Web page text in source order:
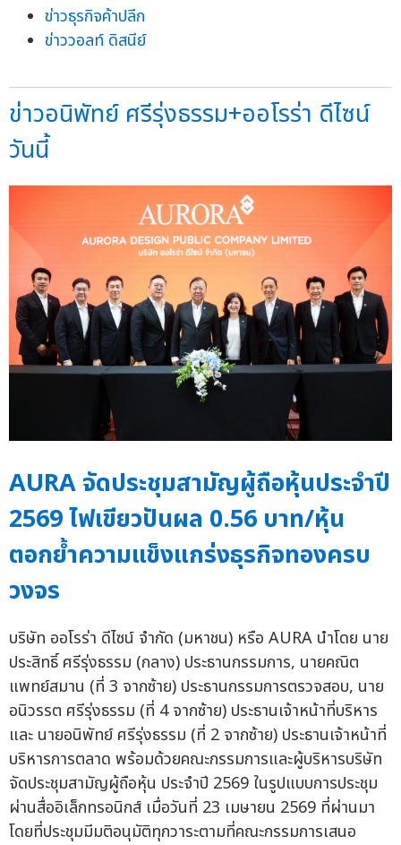
ข่าวธุรกิจค้าปลีก
ข่าววอลท์ ดิสนีย์
ข่าวอนิพัทย์ ศรีรุ่งธรรม+ออโรร่า ดีไซน์
วันนี้
AURA จัดประชุมสามัญผู้ถือหุ้นประจำปี
2569 ไฟเขียวปันผล 0.56 บาท/หุ้น
ตอกย้ำความแข็งแกร่งธุรกิจทองครบ
วงจร
บริษัท ออโรร่า ดีไซน์ จำกัด (มหาชน) หรือ AURA นำโดย นาย
ประสิทธิ์ ศรีรุ่งธรรม (กลาง) ประธานกรรมการ, นายคณิต
แพทย์สมาน (ที่ 3 จากซ้าย) ประธานกรรมการตรวจสอบ, นาย
อนิวรรต ศรีรุ่งธรรม (ที่ 4 จากซ้าย) ประธานเจ้าหน้าที่บริหาร
และ นายอนิพัทย์ ศรีรุ่งธรรม (ที่ 2 จากซ้าย) ประธานเจ้าหน้าที่
บริหารการตลาด พร้อมด้วยคณะกรรมการและผู้บริหารบริษัท
จัดประชุมสามัญผู้ถือหุ้น ประจำปี 2569 ในรูปแบบการประชุม
ผ่านสื่ออิเล็กทรอนิกส์ เมื่อวันที่ 23 เมษายน 2569 ที่ผ่านมา
โดยที่ประชุมมีมติอนุมัติทุกวาระตามที่คณะกรรมการเสนอ